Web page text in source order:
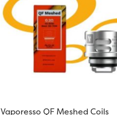
Vaporesso QF Meshed Coils